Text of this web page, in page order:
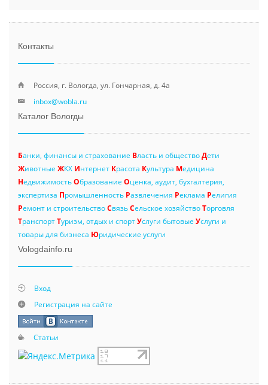
Контакты
Россия, г. Вологда, ул. Гончарная, д. 4а
inbox@wobla.ru
Каталог Вологды
Банки, финансы и страхование Власть и обществоДети
Животные ЖКХ Интернет Красота Культура Медицина
НедвижимостьОбразование Оценка, аудит, бухгалтерия,
экспертиза Промышленность Развлечения Реклама Религия
Ремонт и строительствоСвязьСельское хозяйствоТорговля
ТранспортТуризм, отдых и спортУслуги бытовые Услуги и
товары для бизнеса Юридические услуги
Vologdainfo.ru
Вход
Регистрация на сайте
Статьи